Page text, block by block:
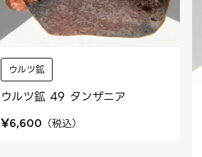
ウルツ鉱
ウルツ鉱 49 タンザニア
¥6,600 （税込）